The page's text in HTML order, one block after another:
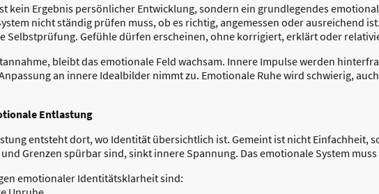
kein Ergebnis persönlicher Entwicklung, sondern ein grundlegendes
nicht ständig prüfen muss, ob es richtig, angemessen oder ausreichend
Selbstprüfung. Gefühle dürfen erscheinen, ohne korrigiert, erklärt oder
bleibt das emotionale Feld wachsam. Innere Impulse werden
an innere Idealbilder nimmt zu. Emotionale Ruhe wird schwierig,
Entlastung
entsteht dort, wo Identität übersichtlich ist. Gemeint ist nicht Einfachheit,
Grenzen spürbar sind, sinkt innere Spannung. Das emotionale System
emotionaler Identitätsklarheit sind: